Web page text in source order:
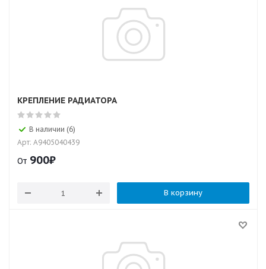
КРЕПЛЕНИЕ РАДИАТОРА
В наличии (6)
Арт: A9405040439
От 900₽
В корзину